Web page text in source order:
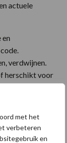
met het
verbeteren
en
actuele
en
verdwijnen.
herschikt voor
statistieken te
aansluit bij de